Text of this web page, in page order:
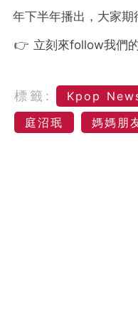
年下半年播出，大家期
👉 立刻來follow我們
標籤: Kpop
庭沼珉
媽媽朋